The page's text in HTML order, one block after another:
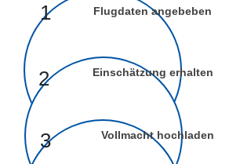
1 Flugdaten angebeben
2 Einschätzung erhalten
3 Vollmacht hochladen